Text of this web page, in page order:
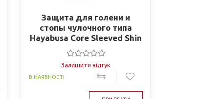
Защита для голени и
стопы чулочного типа
Hayabusa Core Sleeved Shin
CSSSG
Залишити відгук
В НАЯВНОСТІ